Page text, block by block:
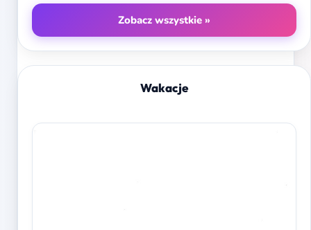
Zobacz wszystkie »
Wakacje